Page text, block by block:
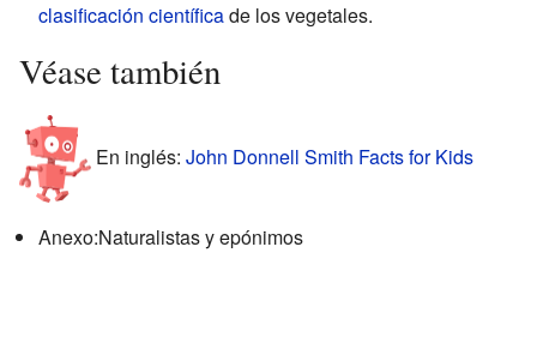
clasificación científicade los vegetales.
Véase también
En inglés: John Donnell Smith Facts for Kids
Anexo:Naturalistas y epónimos